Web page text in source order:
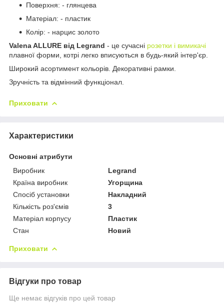
Поверхня: - глянцева
Матеріал: - пластик
Колір: - нарцис золото
Valena ALLURE від Legrand - це сучасні розетки і вимикачі
плавної форми, котрі легко вписуються в будь-який інтер'єр.
Широкий асортимент кольорів. Декоративні рамки.
Зручність та відмінний функціонал.
Приховати
Характеристики
Основні атрибути
Виробник
Legrand
Країна виробник
Угорщина
Спосіб установки
Накладний
Кількість роз'ємів
3
Матеріал корпусу
Пластик
Стан
Новий
Приховати
Відгуки про товар
Ще немає відгуків про цей товар